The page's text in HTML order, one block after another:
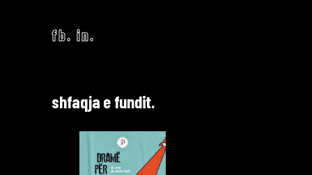
fb. in.
shfaqja e fundit.